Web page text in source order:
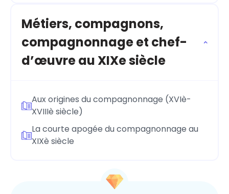
Métiers, compagnons,
compagnonnage et chef-
d’œuvre au XIXe siècle
Aux origines du compagnonnage (XVIè-
XVIIIè siècle)
La courte apogée du compagnonnage au
XIXè siècle